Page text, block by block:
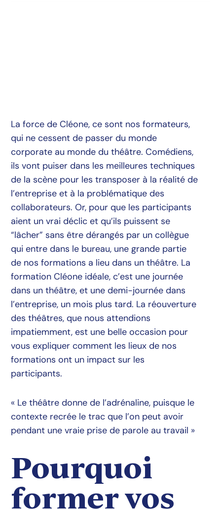
La force de Cléone, ce sont nos formateurs,
qui ne cessent de passer du monde
corporate au monde du théâtre. Comédiens,
ils vont puiser dans les meilleures techniques
de la scène pour les transposer à la réalité de
l’entreprise et à la problématique des
collaborateurs. Or, pour que les participants
aient un vrai déclic et qu’ils puissent se
“lâcher” sans être dérangés par un collègue
qui entre dans le bureau, une grande partie
de nos formations a lieu dans un théâtre. La
formation Cléone idéale, c’est une journée
dans un théâtre, et une demi-journée dans
l’entreprise, un mois plus tard. La réouverture
des théâtres, que nous attendions
impatiemment, est une belle occasion pour
vous expliquer comment les lieux de nos
formations ont un impact sur les
participants.
« Le théâtre donne de l’adrénaline, puisque le
contexte recrée le trac que l’on peut avoir
pendant une vraie prise de parole au travail »
Pourquoi
former vos